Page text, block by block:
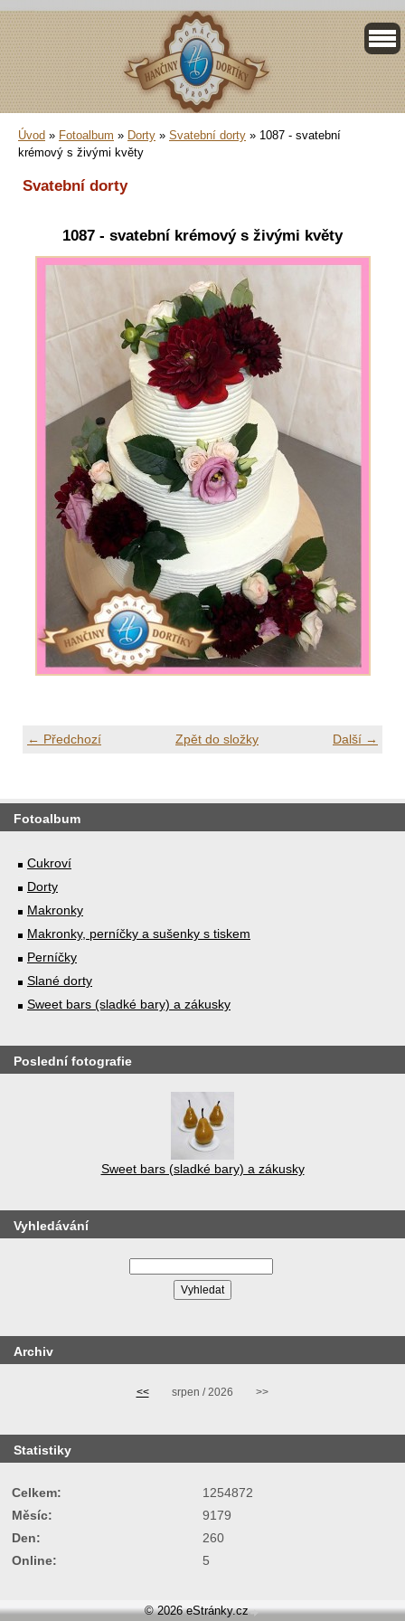
Úvod » Fotoalbum » Dorty » Svatební dorty » 1087 - svatební
krémový s živými květy
Svatební dorty
1087 - svatební krémový s živými květy
← Předchozí Další →
Zpět do složky
Fotoalbum
Cukroví
Dorty
Makronky
Makronky, perníčky a sušenky s tiskem
Perníčky
Slané dorty
Sweet bars (sladké bary) a zákusky
Poslední fotografie
Sweet bars (sladké bary) a zákusky
Vyhledávání
Archiv
<< srpen / 2026 >>
Statistiky
Online: 5
Celkem:
1254872
Měsíc:
9179
Den:
260
© 2026 eStránky.cz